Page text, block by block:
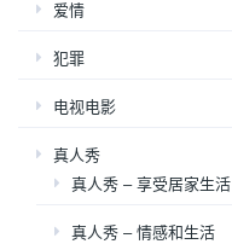
爱情
犯罪
电视电影
真人秀
真人秀 – 享受居家生活
真人秀 – 情感和生活